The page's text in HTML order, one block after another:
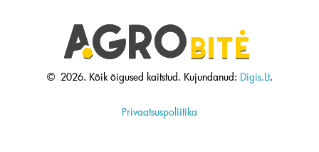
© 2026. Kõik õigused kaitstud. Kujundanud: Digis.Lt.
Privaatsuspoliitika